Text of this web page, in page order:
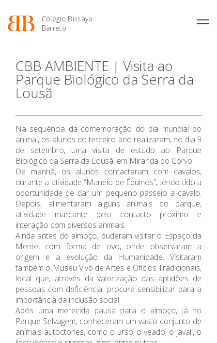
Colégio Bissaya
Barreto
O Colégio
Projeto Educativo
Organização
Colaboradores Docentes
Instalações
Ofertas de emprego
Regulamentos
Jornal “O Coreto”
Privacidade
Oferta Formativa
Enriquecimento Curricular
Oferta Curricular
Atividades Extracurriculares
Atividades de Interrupção
Letiva
Academia de Línguas
Ensino Profissional
Profissionais
Matrículas
Horários e Manuais
Termalismo
Curso de Técnico/a de Apoio
à Família e à Comunidade
Ofertas de Emprego
Ano Letivo
2027
Calendários
Portal do Professor
de Educação
SIGE
Secretariado de Exames
Admissão
Informações
APEE
Notícias
CBB AMBIENTE | Visita ao
Parque Biológico da Serra da
Lousã
Na sequência da comemoração do dia mundial do
animal, os alunos do terceiro ano realizaram, no dia 9
de setembro, uma visita de estudo ao Parque
Biológico da Serra da Lousã, em Miranda do Corvo.
De manhã, os alunos contactaram com cavalos,
durante a atividade “Maneio de Equinos”, tendo tido a
oportunidade de dar um pequeno passeio a cavalo.
Depois, alimentaram alguns animais do parque,
atividade marcante pelo contacto próximo e
interação com diversos animais.
Ainda antes do almoço, puderam visitar o Espaço da
Mente, com forma de ovo, onde observaram a
origem e a evolução da Humanidade. Visitaram
também o Museu Vivo de Artes e Ofícios Tradicionais,
local que, através da valorização das aptidões de
pessoas com deficiência, procura sensibilizar para a
importância da inclusão social.
Após uma merecida pausa para o almoço, já no
Parque Selvagem, conheceram um vasto conjunto de
animais autóctones, como o urso, o veado, o javali, o